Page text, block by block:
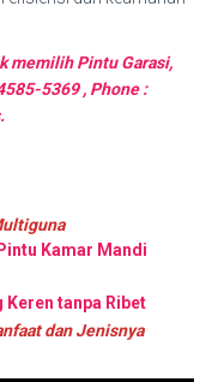
memilih Pintu Garasi,
5369 , Phone :
Kamar Mandi
Keren tanpa Ribet
dan Jenisnya